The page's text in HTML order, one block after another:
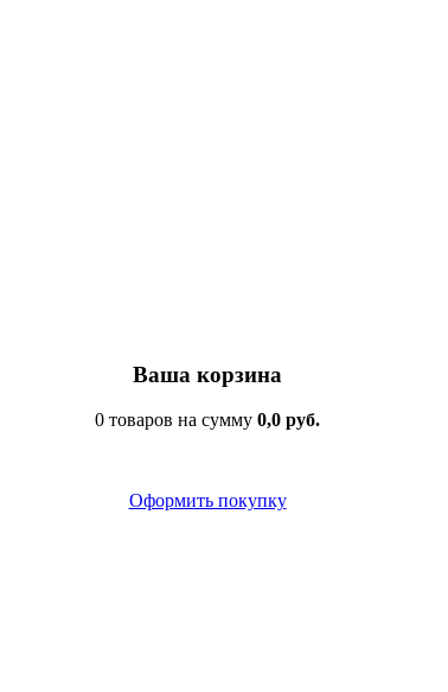
Ваша корзина
0 товаров на сумму 0,0 руб.
Оформить покупку